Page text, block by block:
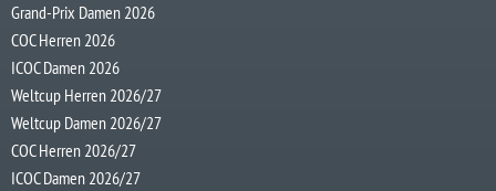
Grand-Prix Damen 2026
COC Herren 2026
ICOC Damen 2026
Weltcup Herren 2026/27
Weltcup Damen 2026/27
COC Herren 2026/27
ICOC Damen 2026/27